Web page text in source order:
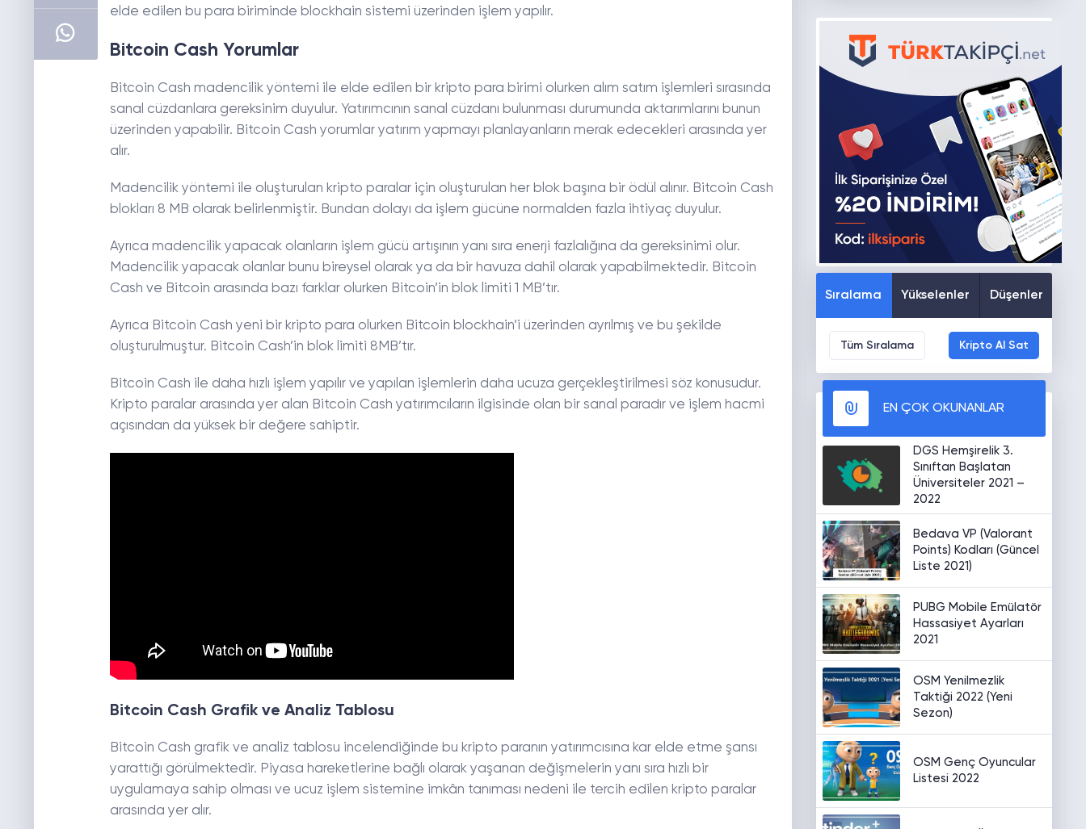
elde edilen bu para biriminde blockhain sistemi üzerinden işlem yapılır.
Bitcoin Cash Yorumlar
Bitcoin Cash madencilik yöntemi ile elde edilen bir kripto para birimi olurken alım satım işlemleri sırasında
sanal cüzdanlara gereksinim duyulur. Yatırımcının sanal cüzdanı bulunması durumunda aktarımlarını bunun
üzerinden yapabilir. Bitcoin Cash yorumlar yatırım yapmayı planlayanların merak edecekleri arasında yer
alır.
Madencilik yöntemi ile oluşturulan kripto paralar için oluşturulan her blok başına bir ödül alınır. Bitcoin Cash
blokları 8 MB olarak belirlenmiştir. Bundan dolayı da işlem gücüne normalden fazla ihtiyaç duyulur.
Ayrıca madencilik yapacak olanların işlem gücü artışının yanı sıra enerji fazlalığına da gereksinimi olur.
Madencilik yapacak olanlar bunu bireysel olarak ya da bir havuza dahil olarak yapabilmektedir. Bitcoin
Cash ve Bitcoin arasında bazı farklar olurken Bitcoin’in blok limiti 1 MB’tır.
Ayrıca Bitcoin Cash yeni bir kripto para olurken Bitcoin blockhain’i üzerinden ayrılmış ve bu şekilde
oluşturulmuştur. Bitcoin Cash’in blok limiti 8MB’tır.
Bitcoin Cash ile daha hızlı işlem yapılır ve yapılan işlemlerin daha ucuza gerçekleştirilmesi söz konusudur.
Kripto paralar arasında yer alan Bitcoin Cash yatırımcıların ilgisinde olan bir sanal paradır ve işlem hacmi
açısından da yüksek bir değere sahiptir.
Bitcoin Cash Grafik ve Analiz Tablosu
Bitcoin Cash grafik ve analiz tablosu incelendiğinde bu kripto paranın yatırımcısına kar elde etme şansı
yarattığı görülmektedir. Piyasa hareketlerine bağlı olarak yaşanan değişmelerin yanı sıra hızlı bir
uygulamaya sahip olması ve ucuz işlem sistemine imkân tanıması nedeni ile tercih edilen kripto paralar
arasında yer alır.
Sıralama Yükselenler Düşenler
Tüm Sıralama Kripto Al Sat
EN ÇOK OKUNANLAR
DGS Hemşirelik 3.
Sınıftan Başlatan
Üniversiteler 2021 –
2022
Bedava VP (Valorant
Points) Kodları (Güncel
Liste 2021)
PUBG Mobile Emülatör
Hassasiyet Ayarları
2021
OSM Yenilmezlik
Taktiği 2022 (Yeni
Sezon)
OSM Genç Oyuncular
Listesi 2022